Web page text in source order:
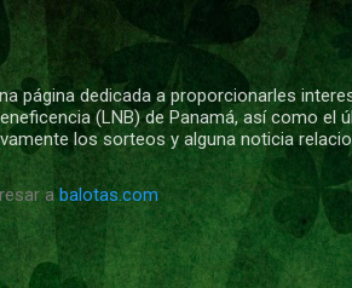
Ir al contenido principal
página dedicada a proporcionarles
(LNB) de Panamá, así como el
los sorteos y alguna noticia
abalotas.com